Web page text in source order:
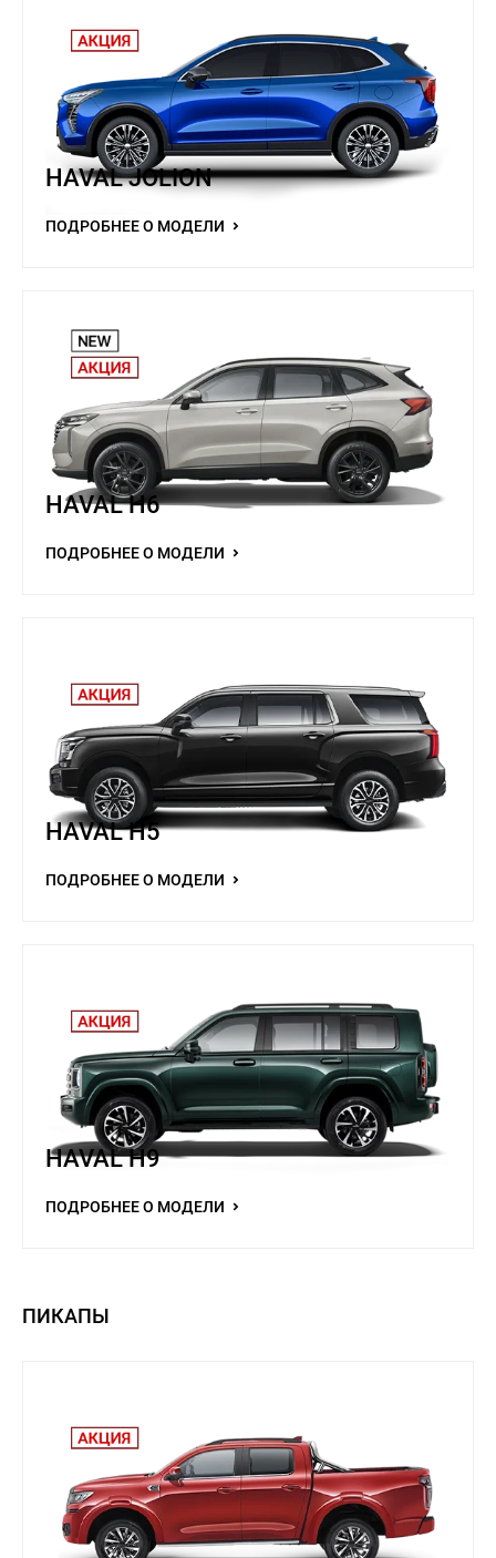
HAVAL JOLION
ПОДРОБНЕЕ О МОДЕЛИ
HAVAL H6
ПОДРОБНЕЕ О МОДЕЛИ
HAVAL H5
ПОДРОБНЕЕ О МОДЕЛИ
HAVAL H9
ПОДРОБНЕЕ О МОДЕЛИ
ПИКАПЫ